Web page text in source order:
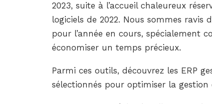
2023, suite à l’accueil chaleureux
logiciels de 2022. Nous sommes ravis
pour l’année en cours, spécialement
économiser un temps précieux.
Parmi ces outils, découvrez les ERP
sélectionnés pour optimiser la